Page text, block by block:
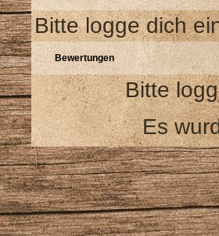
Bitte logge dich
Bewertungen
Bitte
Es